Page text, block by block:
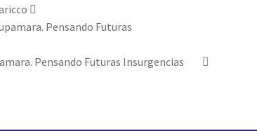
Pensando Futuras Insurgencias